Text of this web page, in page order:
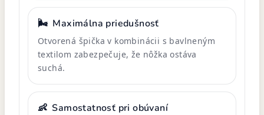
🌬️ Maximálna priedušnosť
Otvorená špička v kombinácii s bavlneným
textilom zabezpečuje, že nôžka ostáva
suchá.
👶 Samostatnosť pri obúvaní